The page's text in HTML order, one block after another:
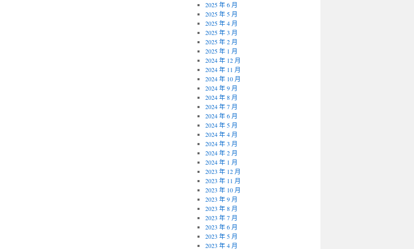
2025 年 6 月
2025 年 5 月
2025 年 4 月
2025 年 3 月
2025 年 2 月
2025 年 1 月
2024 年 12 月
2024 年 11 月
2024 年 10 月
2024 年 9 月
2024 年 8 月
2024 年 7 月
2024 年 6 月
2024 年 5 月
2024 年 4 月
2024 年 3 月
2024 年 2 月
2024 年 1 月
2023 年 12 月
2023 年 11 月
2023 年 10 月
2023 年 9 月
2023 年 8 月
2023 年 7 月
2023 年 6 月
2023 年 5 月
2023 年 4 月